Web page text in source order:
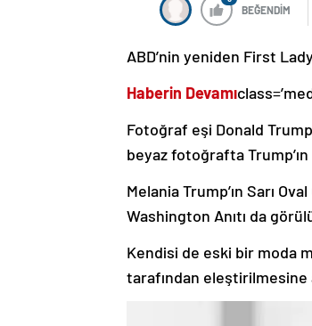
BEĞENDİM
ABD’nin yeniden First
Haberin Devamı
Fotoğraf eşi Donald
beyaz fotoğrafta
Melania Trump’ın Sarı
Washington Anıtı da
Kendisi de eski bir moda
tarafından eleştirilmesine